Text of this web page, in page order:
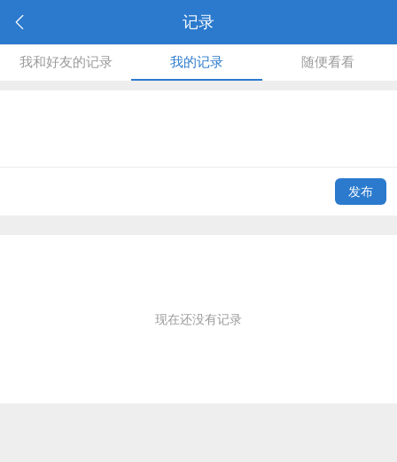
记录
我和好友的记录 我的记录 随便看看
发布
现在还没有记录